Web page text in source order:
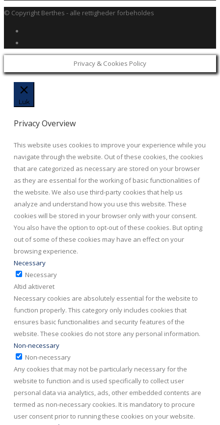
© Copyright Berthes - alle rettigheder forbeholdes
Privacy & Cookies Policy
Luk
Privacy Overview
This website uses cookies to improve your experience while you
navigate through the website. Out of these cookies, the cookies
that are categorized as necessary are stored on your browser
as they are essential for the working of basic functionalities of
the website. We also use third-party cookies that help us
analyze and understand how you use this website. These
cookies will be stored in your browser only with your consent.
You also have the option to opt-out of these cookies. But opting
out of some of these cookies may have an effect on your
browsing experience.
Necessary
Necessary
Altid aktiveret
Necessary cookies are absolutely essential for the website to
function properly. This category only includes cookies that
ensures basic functionalities and security features of the
website. These cookies do not store any personal information.
Non-necessary
Non-necessary
Any cookies that may not be particularly necessary for the
website to function and is used specifically to collect user
personal data via analytics, ads, other embedded contents are
termed as non-necessary cookies. It is mandatory to procure
user consent prior to running these cookies on your website.